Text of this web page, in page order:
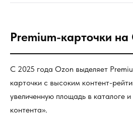
Premium-карточки на
С 2025 года Ozon выделяет
карточки с высоким контент-
увеличенную площадь в каталоге и
контента».